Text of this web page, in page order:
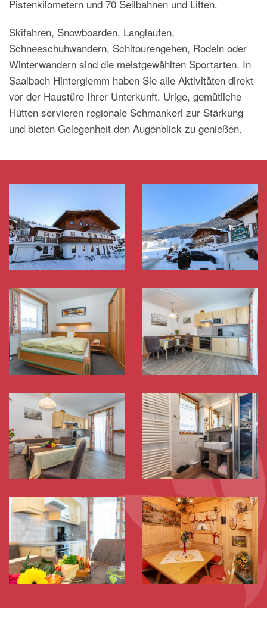
Pistenkilometern und 70 Seilbahnen und Liften.
Skifahren, Snowboarden, Langlaufen,
Schneeschuhwandern, Schitourengehen, Rodeln oder
Winterwandern sind die meistgewählten Sportarten. In
Saalbach Hinterglemm haben Sie alle Aktivitäten direkt
vor der Haustüre Ihrer Unterkunft. Urige, gemütliche
Hütten servieren regionale Schmankerl zur Stärkung
und bieten Gelegenheit den Augenblick zu genießen.